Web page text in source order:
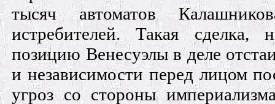
тысяч автоматов
истребителей. Такая сделка,
позицию Венесуэлы в деле
и независимости перед лицом
угроз со стороны